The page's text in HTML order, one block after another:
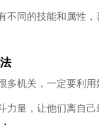
不同的技能和属性
多机关，一定要利用
力量，让他们离自己